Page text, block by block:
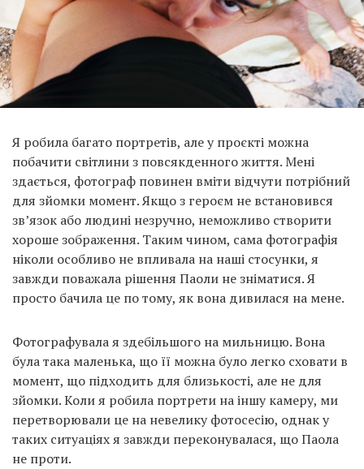
Я робила багато портретів, але у проєкті можна
побачити світлини з повсякденного життя. Мені
здається, фотограф повинен вміти відчути потрібний
для зйомки момент. Якщо з героєм не встановився
зв’язок або людині незручно, неможливо створити
хороше зображення. Таким чином, сама фотографія
ніколи особливо не впливала на наші стосунки, я
завжди поважала рішення Паоли не зніматися. Я
просто бачила це по тому, як вона дивилася на мене.
Фотографувала я здебільшого на мильницю. Вона
була така маленька, що її можна було легко сховати в
момент, що підходить для близькості, але не для
зйомки. Коли я робила портрети на іншу камеру, ми
перетворювали це на невелику фотосесію, однак у
таких ситуаціях я завжди переконувалася, що Паола
не проти.